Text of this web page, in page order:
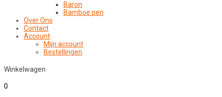
Baron
Bamboe pen
Over Ons
Contact
Account
Mijn account
Bestellingen
Winkelwagen
0